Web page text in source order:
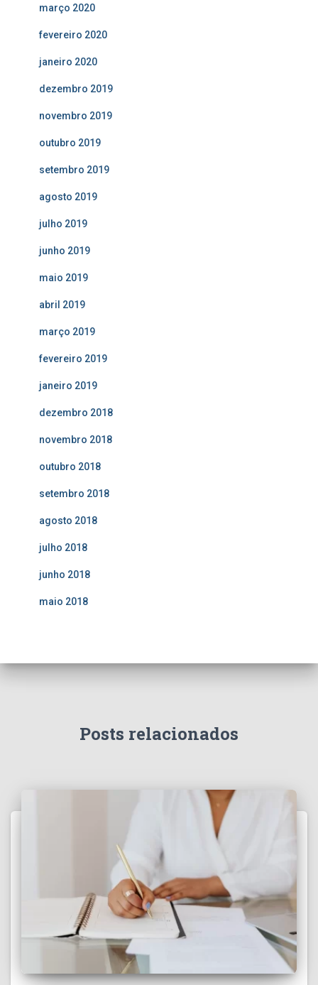
março 2020
fevereiro 2020
janeiro 2020
dezembro 2019
novembro 2019
outubro 2019
setembro 2019
agosto 2019
julho 2019
junho 2019
maio 2019
abril 2019
março 2019
fevereiro 2019
janeiro 2019
dezembro 2018
novembro 2018
outubro 2018
setembro 2018
agosto 2018
julho 2018
junho 2018
maio 2018
Posts relacionados